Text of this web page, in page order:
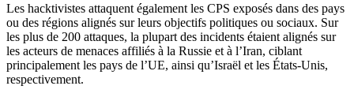
Les hacktivistes attaquent également les CPS exposés dans des pays
ou des régions alignés sur leurs objectifs politiques ou sociaux. Sur
les plus de 200 attaques, la plupart des incidents étaient alignés sur
les acteurs de menaces affiliés à la Russie et à l’Iran, ciblant
principalement les pays de l’UE, ainsi qu’Israël et les États-Unis,
respectivement.